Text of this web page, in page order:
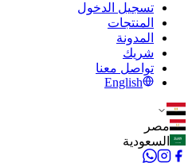
تسجيل الدخول
المنتجات
المدونة
شريك
تواصل معنا
English
مصر
السعودية